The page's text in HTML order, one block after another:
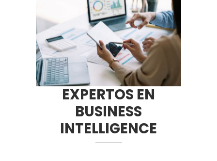
EXPERTOS EN
BUSINESS
INTELLIGENCE